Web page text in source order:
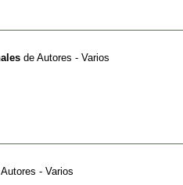
de Autores - Varios
Autores - Varios